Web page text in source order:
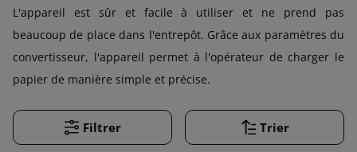
L'appareil est sûr et facile à utiliser et ne prend pas
beaucoup de place dans l'entrepôt. Grâce aux paramètres du
convertisseur, l'appareil permet à l'opérateur de charger le
papier de manière simple et précise.
Filtrer Trier